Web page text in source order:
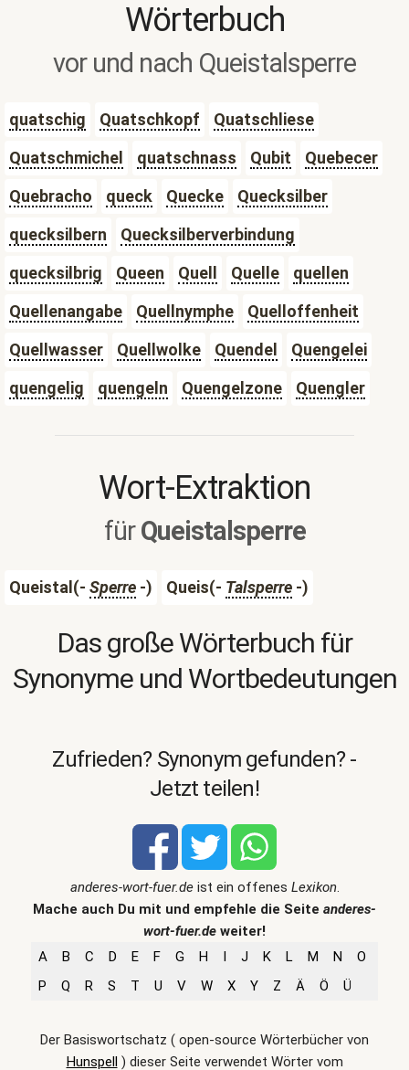
Wörterbuch
vor und nach Queistalsperre
quatschig Quatschkopf
Quatschliese
Quatschmichel
quatschnass Qubit
Quebecer
Quebracho
queck Quecke
Quecksilber
quecksilbern
Quecksilberverbindung
quecksilbrig
Queen Quell Quelle
quellen
Quellenangabe
Quellnymphe
Quelloffenheit
Quellwasser
Quellwolke Quendel
Quengelei
quengelig
quengeln Quengelzone Quengler
Wort-Extraktion
fürQueistalsperre
Queistal(- Sperre -) Queis(- Talsperre -)
Das große Wörterbuch für
Synonyme und Wortbedeutungen
Zufrieden? Synonym gefunden? -
Jetzt teilen!
anderes-wort-fuer.deist ein offenes Lexikon.
Mache auch Du mit und empfehle die Seite anderes-
wort-fuer.de weiter!
A
B C D E F G H I J K L M N
O
P
Q R S T U V W X Y Z Ä Ö Ü
Der Basiswortschatz ( open-source Wörterbücher von
Hunspell) dieser Seite verwendet Wörter vom